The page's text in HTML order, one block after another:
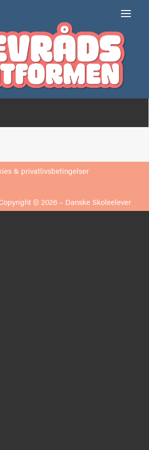
& privatlivsbetingelser
© 2026 – Danske Skoleelever